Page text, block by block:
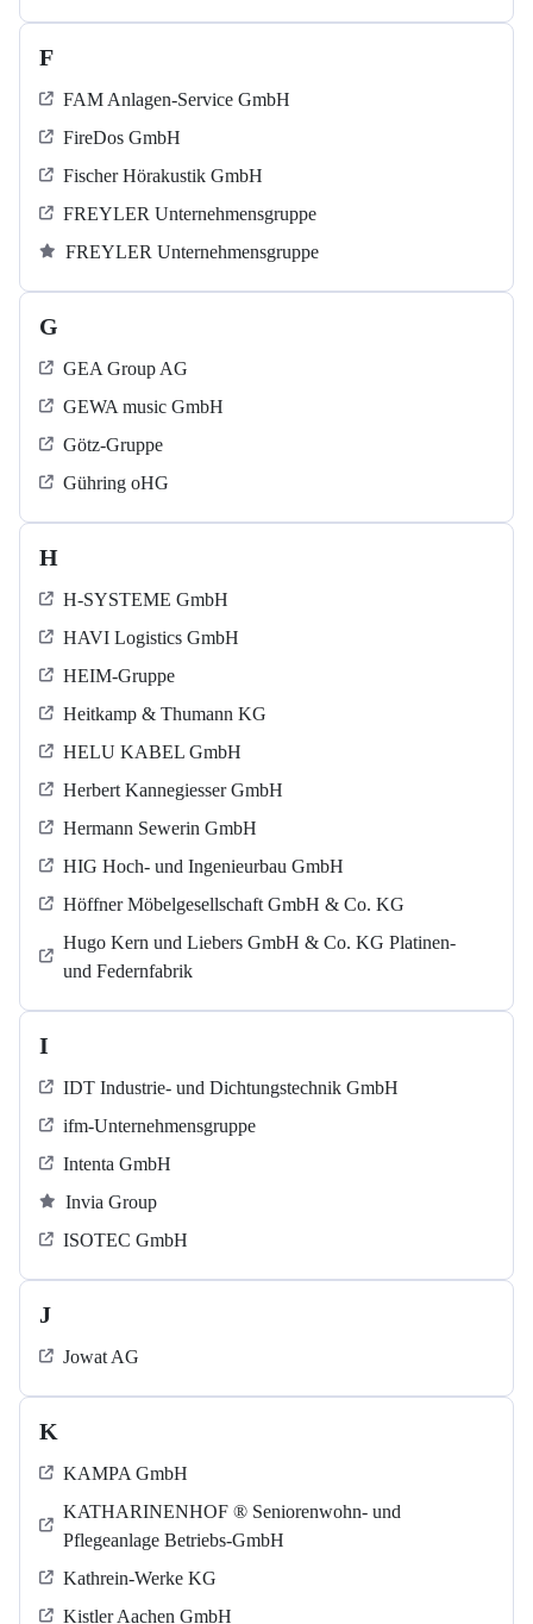
F
FAM Anlagen-Service GmbH
FireDos GmbH
Fischer Hörakustik GmbH
FREYLER Unternehmensgruppe
FREYLER Unternehmensgruppe
G
GEA Group AG
GEWA music GmbH
Götz-Gruppe
Gühring oHG
H
H-SYSTEME GmbH
HAVI Logistics GmbH
HEIM-Gruppe
Heitkamp & Thumann KG
HELU KABEL GmbH
Herbert Kannegiesser GmbH
Hermann Sewerin GmbH
HIG Hoch- und Ingenieurbau GmbH
Höffner Möbelgesellschaft GmbH & Co. KG
Hugo Kern und Liebers GmbH & Co. KG Platinen-
und Federnfabrik
I
IDT Industrie- und Dichtungstechnik GmbH
ifm-Unternehmensgruppe
Intenta GmbH
Invia Group
ISOTEC GmbH
J
Jowat AG
K
KAMPA GmbH
KATHARINENHOF ® Seniorenwohn- und
Pflegeanlage Betriebs-GmbH
Kathrein-Werke KG
Kistler Aachen GmbH